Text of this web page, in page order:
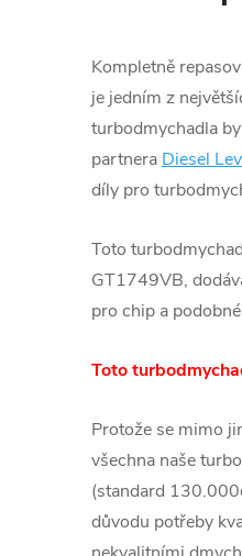
Kompletně
je jedním z
turbodmychadla
partnera Diesel
díly pro
Toto
GT1749VB,
pro chip a
Toto
Protože se mimo
všechna naše
(standard
důvodu potřeby